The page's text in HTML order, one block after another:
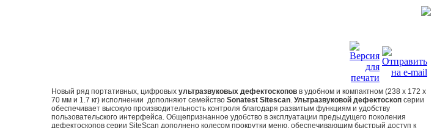
Новый ряд портативных, цифровых ультразвуковых дефектоскопов в удобном и компактном (238 x 172 x
70 мм и 1.7 кг) исполнении дополняют семейство Sonatest Sitescan. Ультразвуковой дефектоскоп серии
обеспечивает высокую производительность контроля благодаря развитым функциям и удобству
пользовательского интерфейса. Общепризнанное удобство в эксплуатации предыдущего поколения
дефектоскопов серии SiteScan дополнено колесом прокрутки меню, обеспечивающим быстрый доступ к